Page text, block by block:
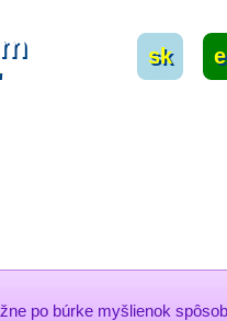
sk
po búrke myšlienok